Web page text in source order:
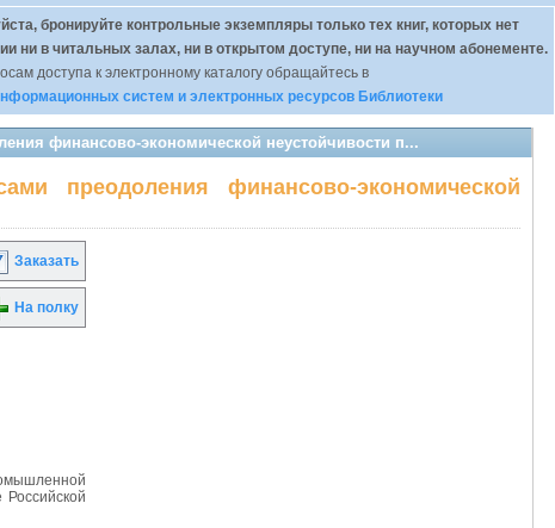
бронируйте контрольные экземпляры только тех книг, которых нет
ни в читальных залах, ни в открытом доступе, ни на научном абонементе.
доступа к электронному каталогу обращайтесь в
систем и электронных ресурсов Библиотеки
финансово-экономической неустойчивости п...
преодоления финансово-экономической
Заказать
На полку